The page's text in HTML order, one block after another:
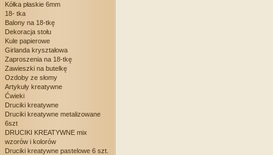
Kółka płaskie 6mm
18- tka
Balony na 18-tkę
Dekoracja stołu
Kule papierowe
Girlanda kryształowa
Zaproszenia na 18-tkę
Zawieszki na butelkę
Ozdoby ze słomy
Artykuły kreatywne
Ćwieki
Druciki kreatywne
Druciki kreatywne metalizowane
6szt
DRUCIKI KREATYWNE mix
wzorów i kolorów
Druciki kreatywne pastelowe 6 szt.